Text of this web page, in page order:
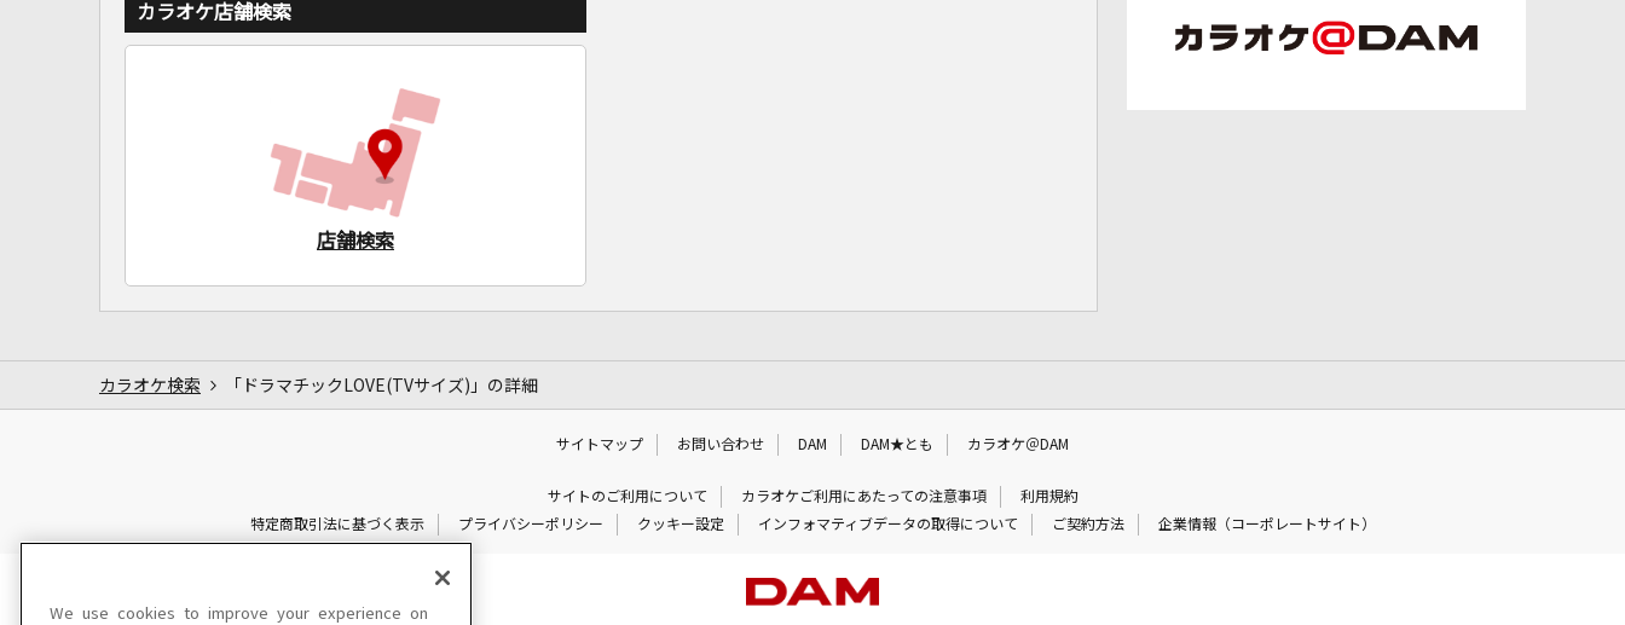
カラオケ店舗検索
店舗検索
カラオケ検索 「ドラマチックLOVE(TVサイズ)」の詳細
サイトマップ お問い合わせ DAM DAM★とも カラオケ＠DAM
サイトのご利用について カラオケご利用にあたっての注意事項
利用規約
特定商取引法に基づく表示
プライバシーポリシー クッキー設定 インフォマティブデータの取得について ご契約方法 企業情報（コーポレートサイト）
We use cookies to improve your experience on